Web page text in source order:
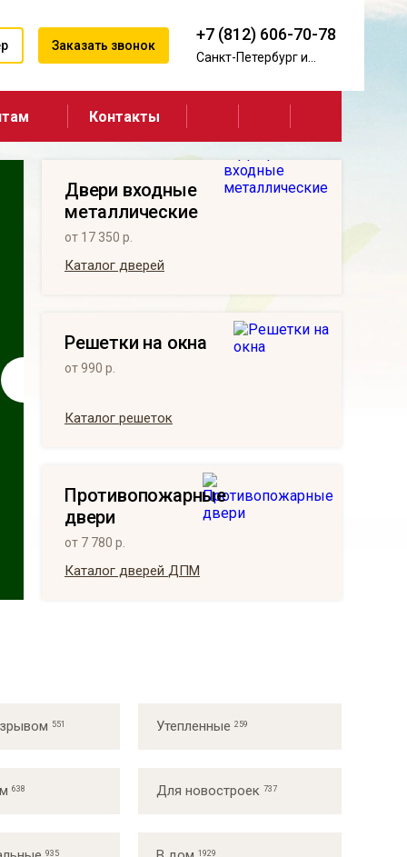
Заказать звонок
+7 (812) 606-70-78
Санкт-Петербург и
Контакты
Двери входные
металлические
от 17 350 р.
Каталог дверей
Решетки на окна
от 990 р.
Каталог решеток
Противо­пожарные
двери
от 7 780 р.
Каталог дверей ДПМ
Утепленные
Для новостроек